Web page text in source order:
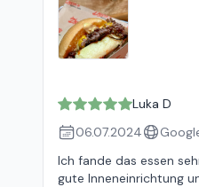
Luka D
06.07.2024
Ich fande das essen
gute Inneneinrichtung